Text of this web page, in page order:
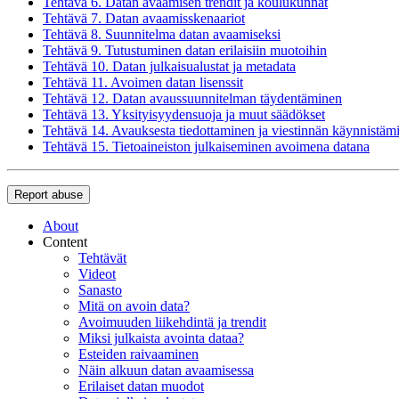
Tehtävä 7. Datan avaamisskenaariot
Tehtävä 8. Suunnitelma datan avaamiseksi
Tehtävä 9. Tutustuminen datan erilaisiin muotoihin
Tehtävä 10. Datan julkaisualustat ja metadata
Tehtävä 11. Avoimen datan lisenssit
Tehtävä 12. Datan avaussuunnitelman täydentäminen
Tehtävä 13. Yksityisyydensuoja ja muut säädökset
Tehtävä 14. Avauksesta tiedottaminen ja viestinnän
Tehtävä 15. Tietoaineiston julkaiseminen avoimena datana
Report abuse
About
Content
Tehtävät
Videot
Sanasto
Mitä on avoin data?
Avoimuuden liikehdintä ja trendit
Miksi julkaista avointa dataa?
Esteiden raivaaminen
Näin alkuun datan avaamisessa
Erilaiset datan muodot